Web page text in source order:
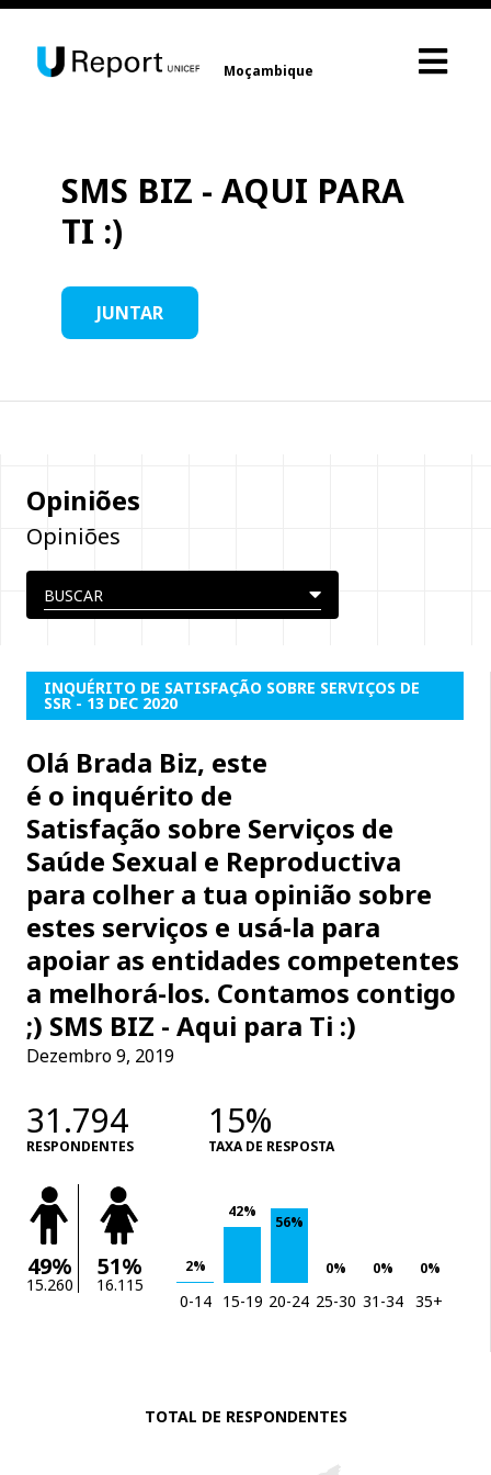
Moçambique
SMS BIZ - AQUI PARA
TI :)
JUNTAR
Opiniões
Opiniões
INQUÉRITO DE SATISFAÇÃO SOBRE SERVIÇOS DE
SSR - 13 DEC 2020
Olá Brada Biz, este
é o inquérito de
Satisfação sobre Serviços de
Saúde Sexual e Reproductiva
para colher a tua opinião sobre
estes serviços e usá-la para
apoiar as entidades competentes
a melhorá-los. Contamos contigo
;) SMS BIZ - Aqui para Ti :)
Dezembro 9, 2019
31.794
RESPONDENTES
15%
TAXA DE RESPOSTA
49%
15.260
51%
16.115
2%
42%
56%
0% 0% 0%
0-14 15-19 20-24 25-30 31-34 35+
TOTAL DE RESPONDENTES